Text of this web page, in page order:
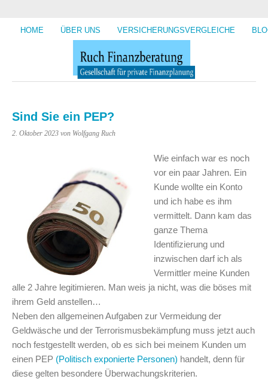
HOME ÜBER UNS VERSICHERUNGSVERGLEICHE
Sind Sie ein PEP?
2. Oktober 2023 von Wolfgang Ruch
Wie einfach war es noch
vor ein paar Jahren. Ein
Kunde wollte ein Konto
und ich habe es ihm
vermittelt. Dann kam das
ganze Thema
Identifizierung und
inzwischen darf ich als
Vermittler meine Kunden
alle 2 Jahre legitimieren. Man weis ja nicht, was die böses mit
ihrem Geld anstellen…
Neben den allgemeinen Aufgaben zur Vermeidung der
Geldwäsche und der Terrorismusbekämpfung muss jetzt auch
noch festgestellt werden, ob es sich bei meinem Kunden um
einen PEP (Politisch exponierte Personen) handelt, denn für
diese gelten besondere Überwachungskriterien.